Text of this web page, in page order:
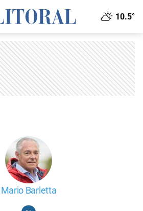
10.5°
Mario Barletta